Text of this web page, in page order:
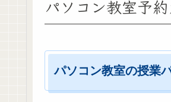
パソコン教室予
パソコン教室の授業